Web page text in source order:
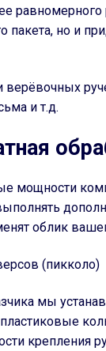
пакета, но и
верёвочных
и т.д.
мощности
облик
(пикколо)
мы
крепления